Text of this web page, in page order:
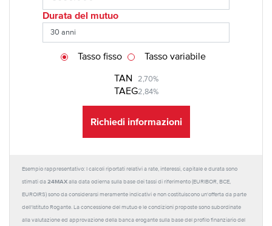
Durata del mutuo
TAN 2,70%
TAEG2,84%
Tasso fisso Tasso variabile
Richiedi informazioni
Esempio rappresentativo: I calcoli riportati relativi a rate, interessi, capitale e durata sono
stimati da 24MAX alla data odierna sulla base dei tassi di riferimento (EURIBOR, BCE,
EUROIRS) sono da considerarsi meramente indicativi e non costituiscono un'offerta da parte
dell'Istituto Rogante. La concessione del mutuo e le condizioni proposte sono subordinate
alla valutazione ed approvazione della banca erogante sulla base del profilo finanziario del